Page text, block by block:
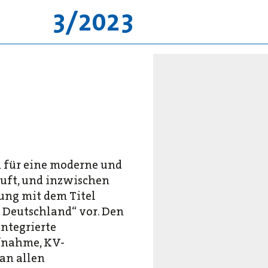
3/2023
eine moderne und
und inzwischen
mit dem Titel
vor. Den
KV-
allen